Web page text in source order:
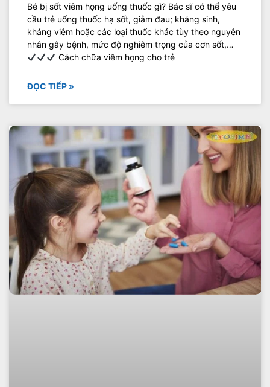
Bé bị sốt viêm họng uống thuốc gì? Bác sĩ có thể yêu
cầu trẻ uống thuốc hạ sốt, giảm đau; kháng sinh,
kháng viêm hoặc các loại thuốc khác tùy theo nguyên
nhân gây bệnh, mức độ nghiêm trọng của cơn sốt,…
Cách chữa viêm họng cho trẻ
ĐỌC TIẾP »